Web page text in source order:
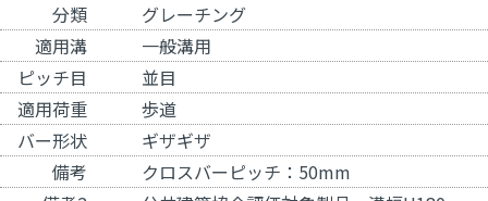
分類
グレーチング
適用溝
一般溝用
ピッチ目
並目
適用荷重
歩道
バー形状
ギザギザ
備考
クロスバーピッチ：50mm